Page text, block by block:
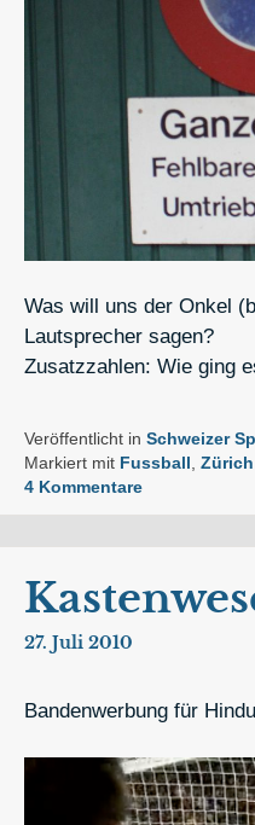
Was will uns der Onkel
Lautsprecher sagen?
Zusatzzahlen: Wie ging
Veröffentlicht in Schweizer
Markiert mit Fussball
Zürich
4 Kommentare
27. Juli 2010
Bandenwerbung für